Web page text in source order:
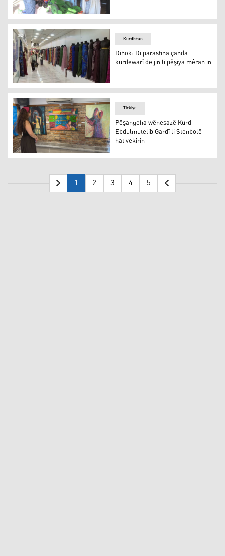
Li Qamişlo yekemîn ‘Festîvala Genim’ hat lidarxistin
Dihok: Di parastina çanda kurdewarî de jin li pêşiya
Kurdistan
Dihok: Di parastina çanda
kurdewarî de jin li pêşiya mêran in
Pêşangeha wênesazê Kurd Ebdulmutelib Gardî li
Tirkiye
Pêşangeha wênesazê Kurd
Ebdulmutelib Gardî li Stenbolê
hat vekirin
1 2 3 4 5